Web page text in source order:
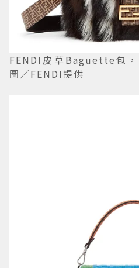
FENDI皮草Baguette包
圖／FENDI提供